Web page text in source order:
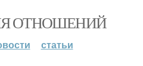
ОТНОШЕНИЙ
статьи